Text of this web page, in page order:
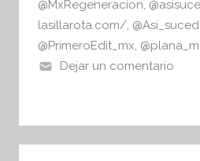
@MxRegeneracion,
lasillarota.com/,
@PrimeroEdit_mx,
Dejar un comentario